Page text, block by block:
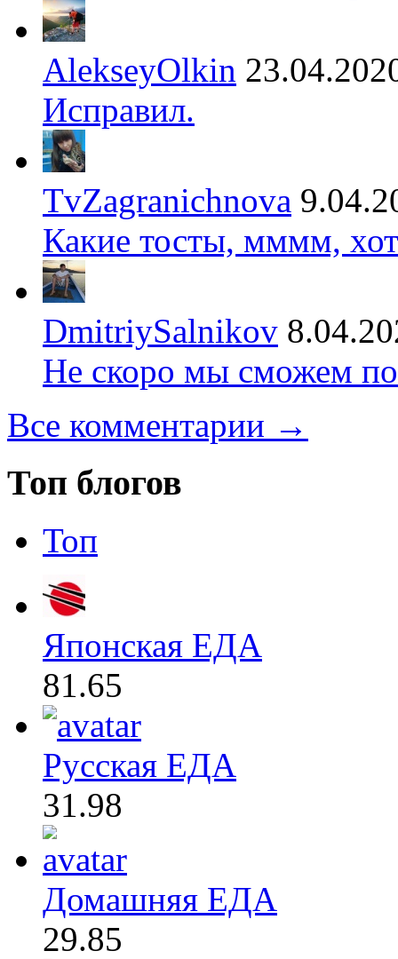
AlekseyOlkin
Исправил.
TvZagranichnova
Какие тосты, мммм,
DmitriySalnikov
Не скоро мы сможем
Все комментарии →
Топ блогов
Топ
Японская ЕДА
81.65
Русская ЕДА
31.98
Домашняя ЕДА
29.85